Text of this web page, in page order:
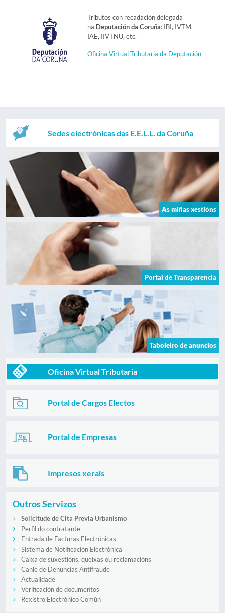
Tributos con recadación delegada
na Deputación da Coruña: IBI, IVTM,
IAE, IIVTNU, etc.
Oficina Virtual Tributaria da Deputación
Sedes electrónicas das E.E.L.L. da Coruña
As miñas xestións
Portal de Transparencia
Taboleiro de anuncios
Oficina Virtual Tributaria
Portal de Cargos Electos
Portal de Empresas
Impresos xerais
Outros Servizos
Solicitude de Cita Previa Urbanismo
Perfil do contratante
Entrada de Facturas Electrónicas
Sistema de Notificación Electrónica
Caixa de suxestións, queixas ou reclamacións
Canle de Denuncias Antifraude
Actualidade
Verificación de documentos
Rexistro Electrónico Común